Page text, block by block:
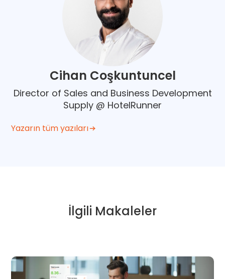
Cihan Coşkuntuncel
Director of Sales and Business Development
Supply @ HotelRunner
Yazarın tüm yazıları
İlgili Makaleler